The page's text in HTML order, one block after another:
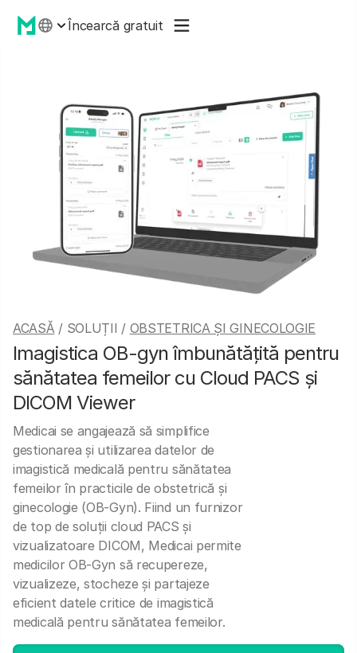
Încearcă gratuit
ACASĂ/ SOLUȚII / OBSTETRICA ȘI GINECOLOGIE
Imagistica OB-gyn îmbunătățită pentru
sănătatea femeilor cu Cloud PACS și
DICOM Viewer
Medicai se angajează să simplifice
gestionarea și utilizarea datelor de
imagistică medicală pentru sănătatea
femeilor în practicile de obstetrică și
ginecologie (OB-Gyn). Fiind un furnizor
de top de soluții cloud PACS și
vizualizatoare DICOM, Medicai permite
medicilor OB-Gyn să recupereze,
vizualizeze, stocheze și partajeze
eficient datele critice de imagistică
medicală pentru sănătatea femeilor.